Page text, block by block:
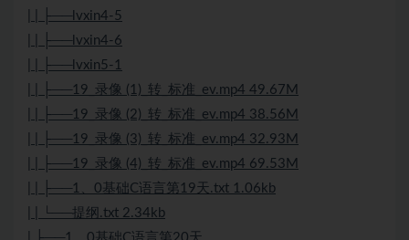
| | ├──lvxin4-5
| | ├──lvxin4-6
| | ├──lvxin5-1
| | ├──19_录像 (1)_转_标准_ev.mp4 49.67M
| | ├──19_录像 (2)_转_标准_ev.mp4 38.56M
| | ├──19_录像 (3)_转_标准_ev.mp4 32.93M
| | ├──19_录像 (4)_转_标准_ev.mp4 69.53M
| | ├──1、0基础C语言第19天.txt 1.06kb
| | └──提纲.txt 2.34kb